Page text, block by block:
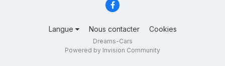
Langue Nous contacter Cookies
Dreams-Cars
Powered by Invision Community